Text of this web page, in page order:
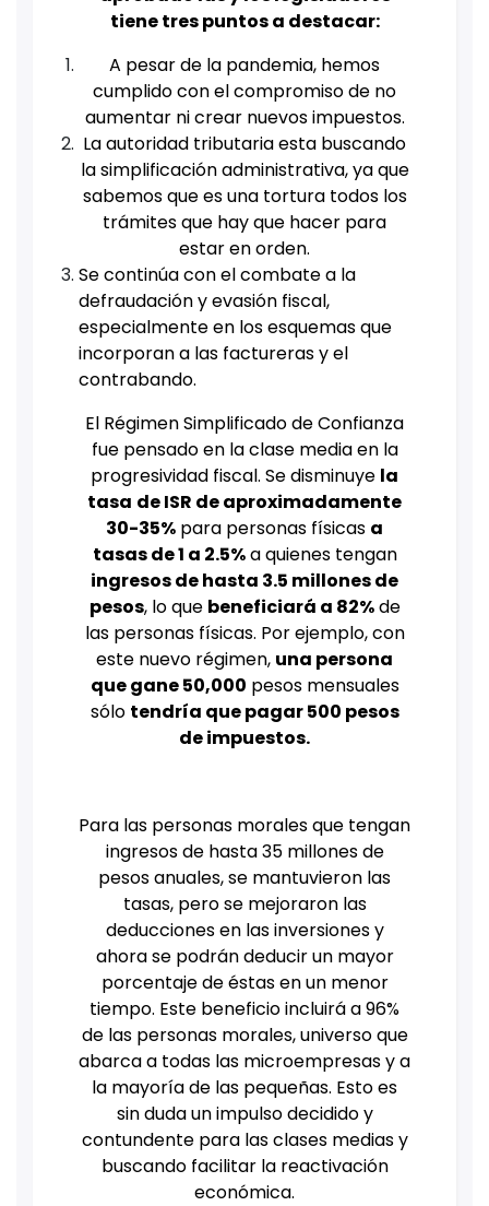
tiene tres puntos a destacar:
A pesar de la pandemia, hemos
cumplido con el compromiso de no
aumentar ni crear nuevos impuestos.
La autoridad tributaria esta buscando
la simplificación administrativa, ya que
sabemos que es una tortura todos los
trámites que hay que hacer para
estar en orden.
Se continúa con el combate a la
defraudación y evasión fiscal,
especialmente en los esquemas que
incorporan a las factureras y el
contrabando.
El Régimen Simplificado de Confianza
fue pensado en la clase media en la
progresividad fiscal. Se disminuye la
tasa de ISR de aproximadamente
30-35% para personas físicas a
tasas de 1 a 2.5%a quienes tengan
ingresos de hasta 3.5 millones de
pesos, lo que beneficiará a 82%de
las personas físicas. Por ejemplo, con
este nuevo régimen, una persona
que gane 50,000 pesos mensuales
sólo tendría que pagar 500 pesos
de impuestos.
Para las personas morales que tengan
ingresos de hasta 35 millones de
pesos anuales, se mantuvieron las
tasas, pero se mejoraron las
deducciones en las inversiones y
ahora se podrán deducir un mayor
porcentaje de éstas en un menor
tiempo. Este beneficio incluirá a 96%
de las personas morales, universo que
abarca a todas las microempresas y a
la mayoría de las pequeñas. Esto es
sin duda un impulso decidido y
contundente para las clases medias y
buscando facilitar la reactivación
económica.